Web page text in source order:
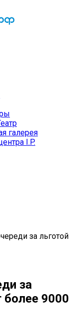
галерея
I.P.
за льготой
за
более 9000